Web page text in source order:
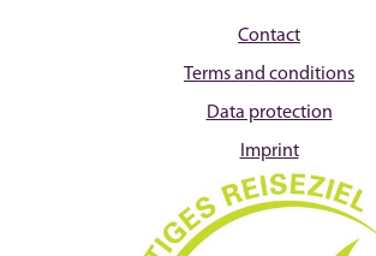
Contact
Terms and conditions
Data protection
Imprint